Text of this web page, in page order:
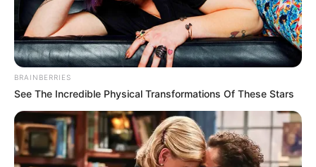
BRAINBERRIES
See The Incredible Physical Transformations Of These Stars